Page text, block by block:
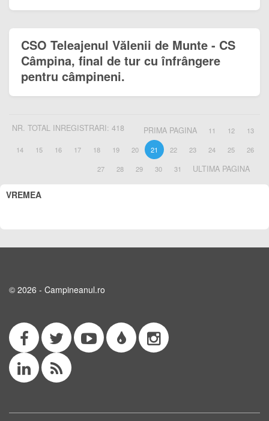
CSO Teleajenul Vălenii de Munte - CS
Câmpina, final de tur cu înfrângere
pentru câmpineni.
NR. TOTAL INREGISTRARI: 418 PRIMA PAGINA 11 12
13
14
15 16 17 18 19 20 21 22 23 24 25
26
27
28 29 30 31 ULTIMA PAGINA
VREMEA
© 2026 - Campineanul.ro